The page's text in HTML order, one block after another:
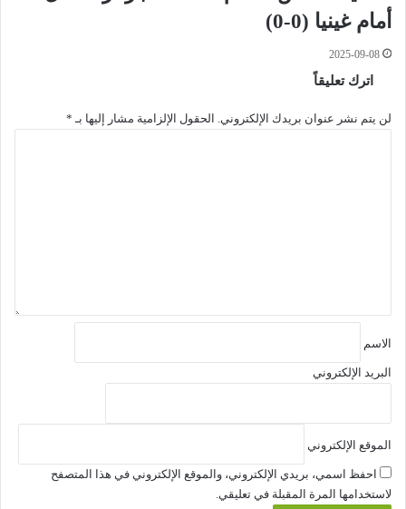
أمام غينيا (0-0)
2025-09-08
اترك تعليقاً
لن يتم نشر عنوان بريدك الإلكتروني. الحقول الإلزامية مشار إليها بـ *
الاسم
البريد الإلكتروني
الموقع الإلكتروني
احفظ اسمي، بريدي الإلكتروني، والموقع الإلكتروني في هذا المتصفح
لاستخدامها المرة المقبلة في تعليقي.